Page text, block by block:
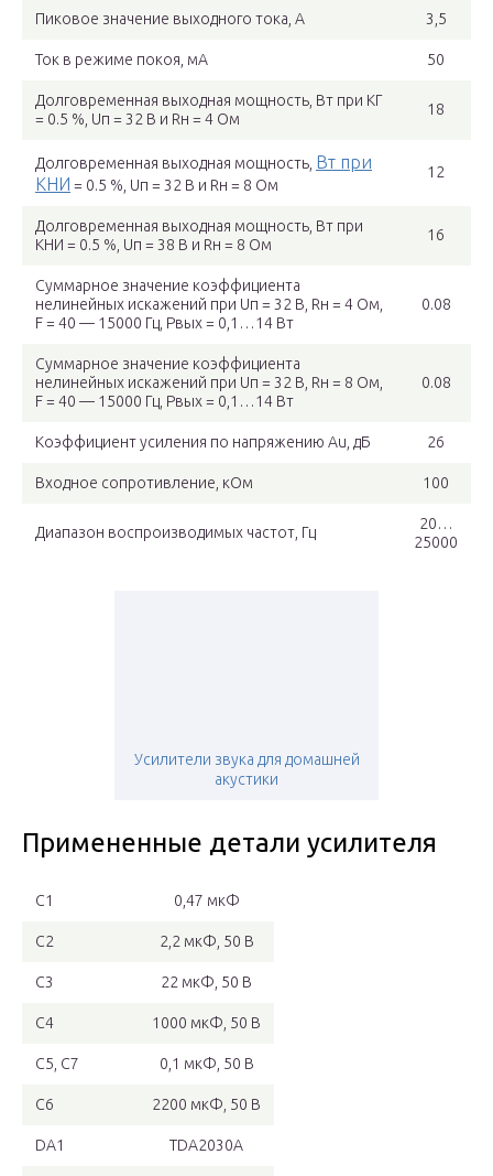
Пиковое значение выходного тока, А 3,5
Ток в режиме покоя, мА 50
Долговременная выходная мощность, Вт при КГ
= 0.5 %, Uп = 32 B и Rн = 4 Ом
18
Долговременная выходная мощность, Вт при
КНИ = 0.5 %, Uп = 32 B и Rн = 8 Ом
12
Долговременная выходная мощность, Вт при
КНИ = 0.5 %, Uп = 38 B и Rн = 8 Ом
16
Суммарное значение коэффициента
нелинейных искажений при Uп = 32 В, Rн = 4 Ом,
F = 40 — 15000 Гц, Pвых = 0,1…14 Вт
0.08
Суммарное значение коэффициента
нелинейных искажений при Uп = 32 В, Rн = 8 Ом,
F = 40 — 15000 Гц, Pвых = 0,1…14 Вт
0.08
Коэффициент усиления по напряжению Аu, дБ 26
Входное сопротивление, кОм 100
Диапазон воспроизводимых частот, Гц
20…
25000
Усилители звука для домашней
акустики
Примененные детали усилителя
C1 0,47 мкФ
C2 2,2 мкФ, 50 В
C3 22 мкФ, 50 В
C4 1000 мкФ, 50 В
C5, C7 0,1 мкФ, 50 В
C6 2200 мкФ, 50 В
DA1 TDA2030А